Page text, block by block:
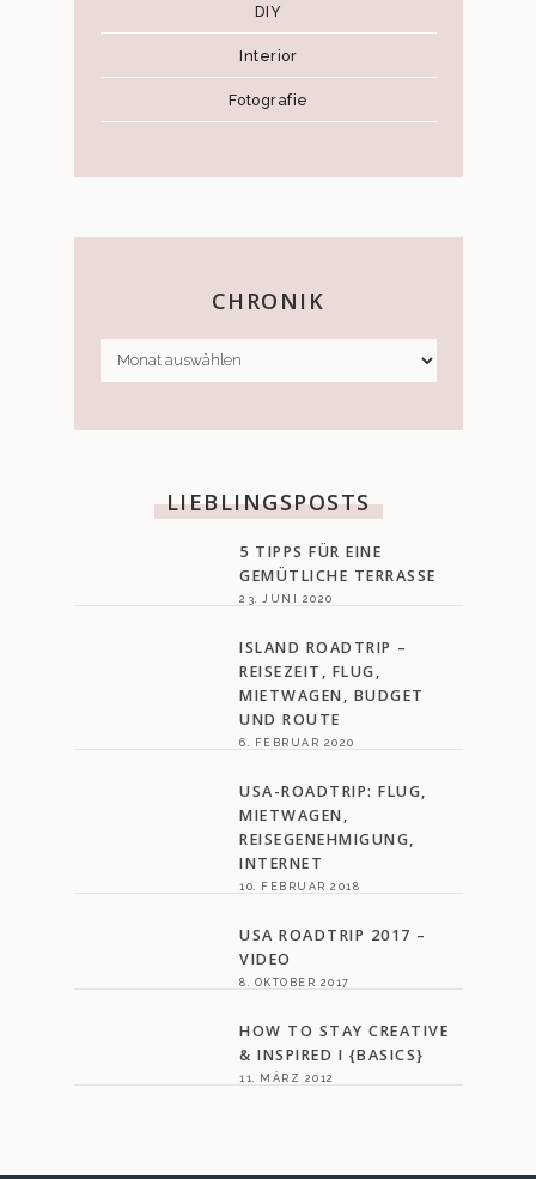
DIY
Interior
Fotografie
CHRONIK
CHRONIK
LIEBLINGSPOSTS
5 TIPPS FÜR EINE
GEMÜTLICHE TERRASSE
23. JUNI 2020
ISLAND ROADTRIP –
REISEZEIT, FLUG,
MIETWAGEN, BUDGET
UND ROUTE
6. FEBRUAR 2020
USA-ROADTRIP: FLUG,
MIETWAGEN,
REISEGENEHMIGUNG,
INTERNET
10. FEBRUAR 2018
USA ROADTRIP 2017 –
VIDEO
8. OKTOBER 2017
HOW TO STAY CREATIVE
& INSPIRED I {BASICS}
11. MÄRZ 2012